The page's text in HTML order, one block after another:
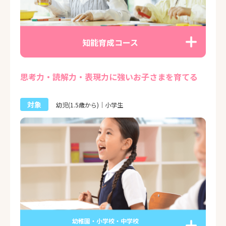
知能育成コース
思考力・読解力・表現力に強いお子さまを育てる
対象 幼児(1.5歳から)｜小学生
幼稚園・小学校・中学校